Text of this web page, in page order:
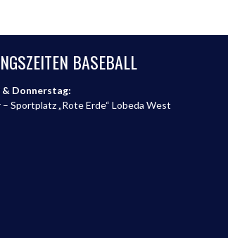
BASEBALL
Donnerstag:
Sportplatz „Rote Erde“ Lobeda West